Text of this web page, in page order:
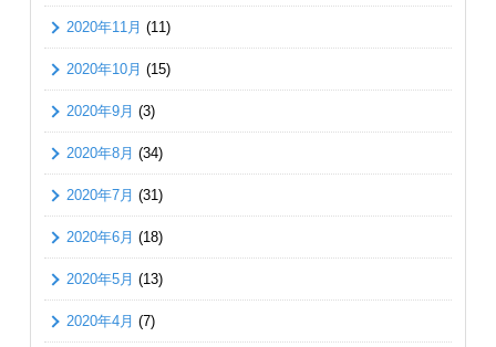
2020年11月 (11)
2020年10月 (15)
2020年9月 (3)
2020年8月 (34)
2020年7月 (31)
2020年6月 (18)
2020年5月 (13)
2020年4月 (7)